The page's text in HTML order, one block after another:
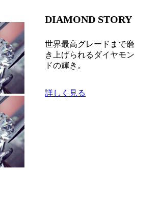
DIAMOND STORY
世界最高グレードまで磨
き上げられるダイヤモン
ドの輝き。
詳しく見る